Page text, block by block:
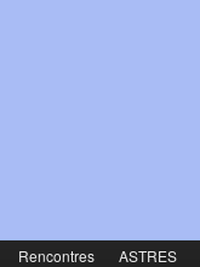
Rencontres ASTRES